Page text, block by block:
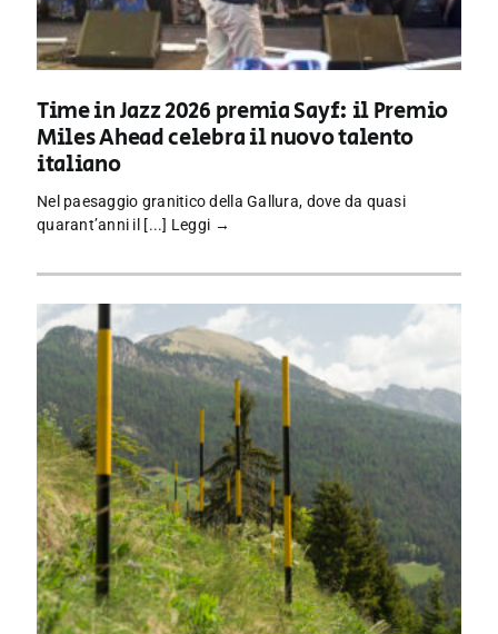
Time in Jazz 2026 premia Sayf: il Premio
Miles Ahead celebra il nuovo talento
italiano
Nel paesaggio granitico della Gallura, dove da quasi
quarant’anni il [...] Leggi →